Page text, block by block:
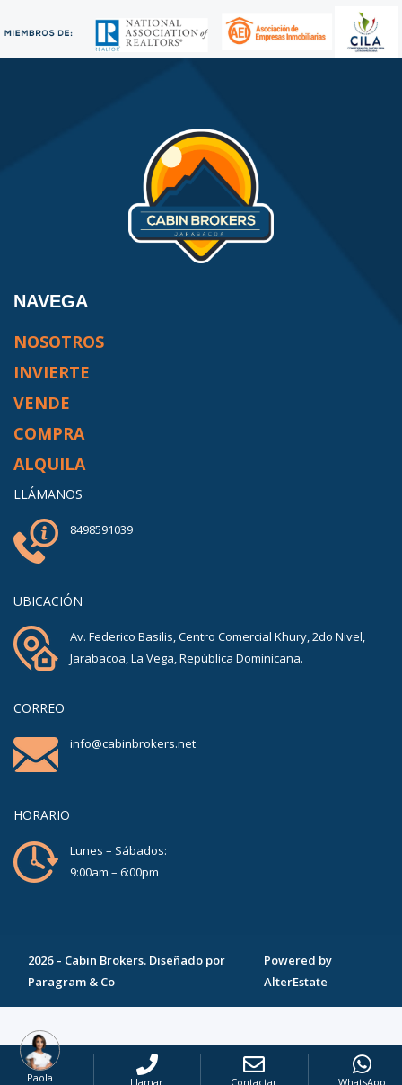
Paola Llamar Contactar WhatsApp
NAVEGA
NOSOTROS
INVIERTE
VENDE
COMPRA
ALQUILA
LLÁMANOS
8498591039
UBICACIÓN
Av. Federico Basilis, Centro Comercial Khury, 2do Nivel,
Jarabacoa, La Vega, República Dominicana.
CORREO
info@cabinbrokers.net
HORARIO
Lunes – Sábados:
9:00am – 6:00pm
2026– Cabin Brokers. Diseñado por
Paragram & Co
Powered by
AlterEstate